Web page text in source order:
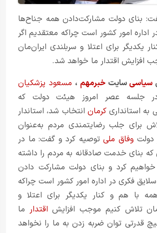
بنای دولت مشارکت‌دادن همه جناح‌ها
اداره امور کشور است چراکه معتقدیم اگر
یکدیگر برای اعتلا و سربلندی ایران‌مان
افزایش اقتدار ما خواهد شد.
سیاسی سایتخبرمهم ، مسعود پزشکیان
جلسه عصر امروز هیئت دولت که
به استانداریکرمان انتخاب شد، استاندار
برای جلب رضایتمندی مردم به‌عنوان
دولتوفاق ملیتوصیه کرد و گفت‌: ما در
بنای خدمت صادقانه به مردم را داشته
خواهیم کرد و بنای دولت مشارکت دادن
فکری در اداره امور کشور است چراکه
با هم و کنار یکدیگر برای اعتلا و
تلاش کنیم موجب افزایش اقتدار ما
قدرتی توان ضربه زدن به ما را نخواهد